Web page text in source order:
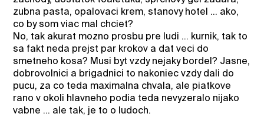
zubna pasta, opalovaci krem, stanovy hotel ... ako,
co by som viac mal chciet?
No, tak akurat mozno prosbu pre ludi ... kurnik, tak to
sa fakt neda prejst par krokov a dat veci do
smetneho kosa? Musi byt vzdy nejaky bordel? Jasne,
dobrovolnici a brigadnici to nakoniec vzdy dali do
pucu, za co teda maximalna chvala, ale piatkove
rano v okoli hlavneho podia teda nevyzeralo nijako
vabne ... ale tak, je to o ludoch.